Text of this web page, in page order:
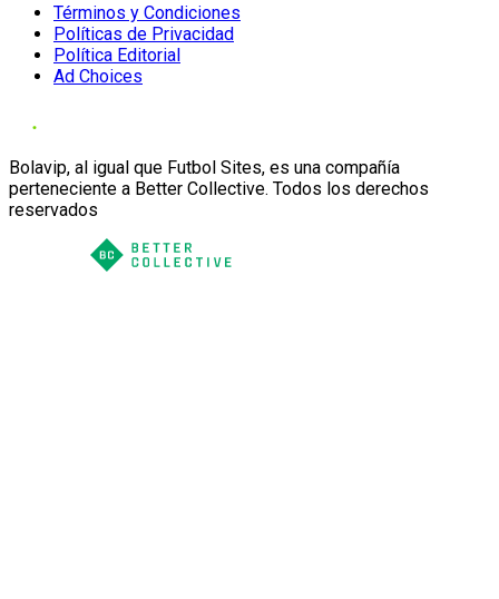
Términos y Condiciones
Políticas de Privacidad
Política Editorial
Ad Choices
Bolavip, al igual que Futbol Sites, es una compañía
perteneciente a Better Collective. Todos los derechos
reservados